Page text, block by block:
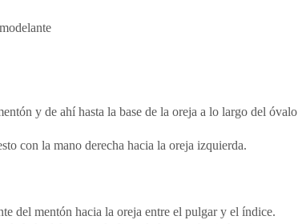
y de ahí hasta la base de la oreja a lo largo del óvalo
con la mano derecha hacia la oreja izquierda.
del mentón hacia la oreja entre el pulgar y el índice.